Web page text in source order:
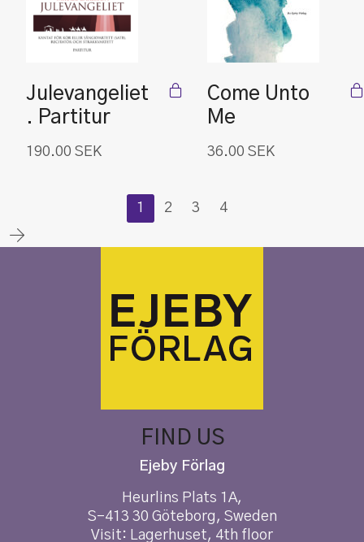
Julevangeliet
. Partitur
190.00 SEK
Come Unto
Me
36.00 SEK
1 2 3 4
FIND US
Ejeby Förlag
Heurlins Plats 1A,
S-413 30 Göteborg, Sweden
Visit: Lagerhuset, 4th floor